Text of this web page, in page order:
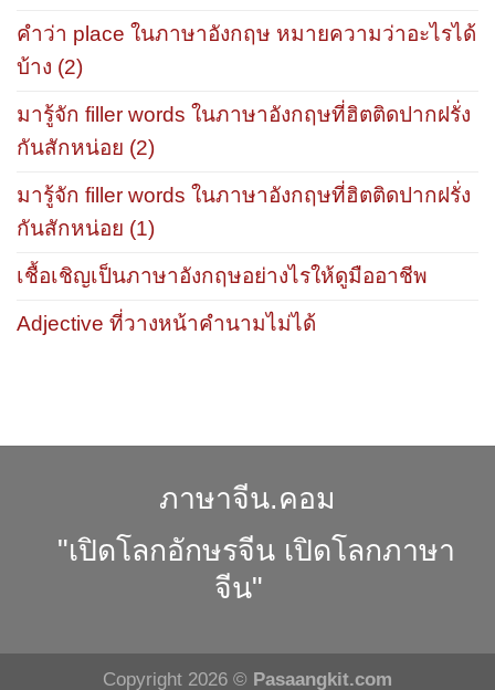
คำว่า place ในภาษาอังกฤษ หมายความว่าอะไรได้
บ้าง (2)
มารู้จัก filler words ในภาษาอังกฤษที่ฮิตติดปากฝรั่ง
กันสักหน่อย (2)
มารู้จัก filler words ในภาษาอังกฤษที่ฮิตติดปากฝรั่ง
กันสักหน่อย (1)
เชื้อเชิญเป็นภาษาอังกฤษอย่างไรให้ดูมืออาชีพ
Adjective ที่วางหน้าคำนามไม่ได้
ภาษาจีน.คอม
"เปิดโลกอักษรจีน เปิดโลกภาษา
จีน"
Copyright 2026 © Pasaangkit.com